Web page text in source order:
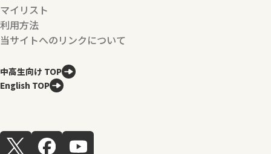
マイリスト
利用方法
当サイトへのリンクについて
中高生向け TOP
English TOP